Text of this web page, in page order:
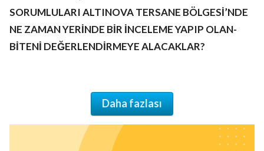
SORUMLULARI ALTINOVA TERSANE BÖLGESİ’NDE
NE ZAMAN YERİNDE BİR İNCELEME YAPIP OLAN-
BİTENİ DEĞERLENDİRMEYE ALACAKLAR?
Daha fazlası